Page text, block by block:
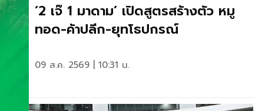
‘2 เจ๊ 1 มาดาม’ เปิดสูตรสร้างตัว หมู
ทอด-ค้าปลีก-ยุทโธปกรณ์
09 ส.ค. 2569 | 10:31 น.